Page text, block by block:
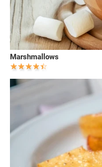
Marshmallows